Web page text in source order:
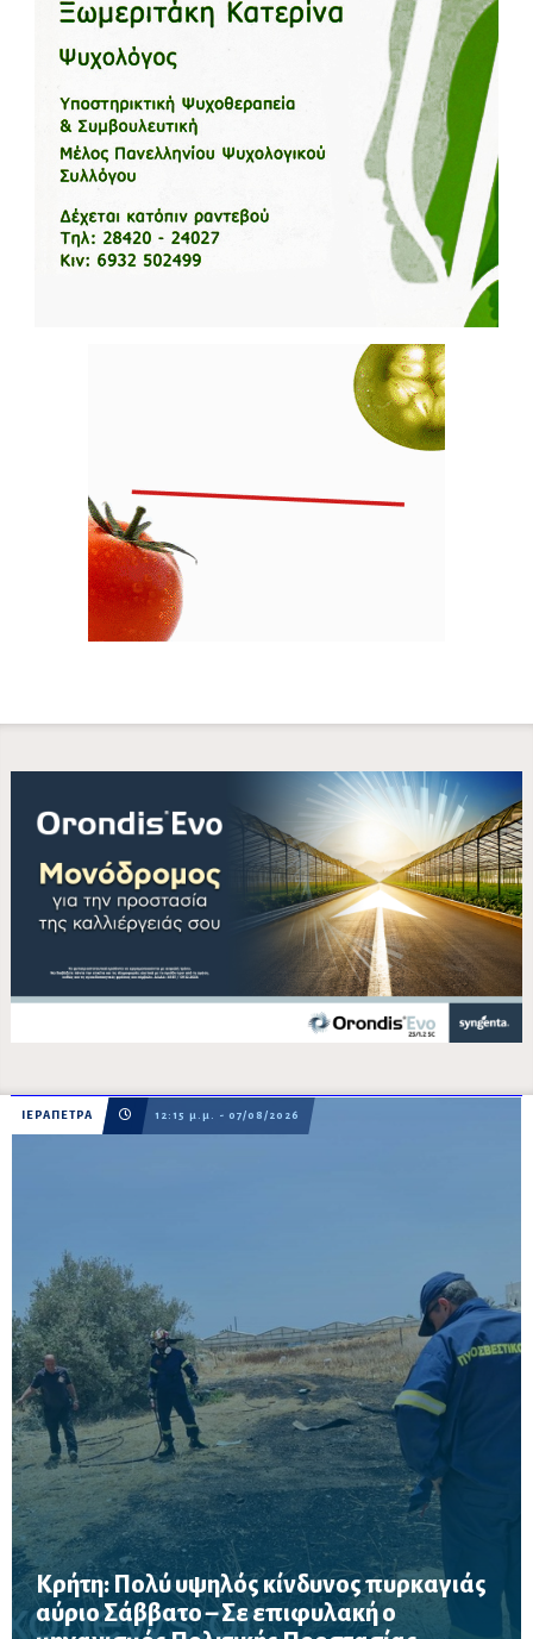
ΙΕΡΑΠΕΤΡΑ 12:15 μ.μ. - 07/08/2026
Κρήτη: Πολύ υψηλός κίνδυνος πυρκαγιάς
αύριο Σάββατο – Σε επιφυλακή ο
Σε επιφυλακή ο μηχανισμός Πολιτικής Προστασίας λόγω πολύ